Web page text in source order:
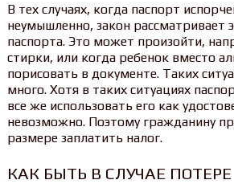
В тех случаях, когда паспорт
неумышленно, закон рассматривает
паспорта. Это может произойти,
стирки, или когда ребенок вместо
порисовать в документе. Таких
много. Хотя в таких ситуациях
все же использовать его как
невозможно. Поэтому гражданину
размере заплатить налог.
КАК БЫТЬ В СЛУЧАЕ ПОТЕРЕ